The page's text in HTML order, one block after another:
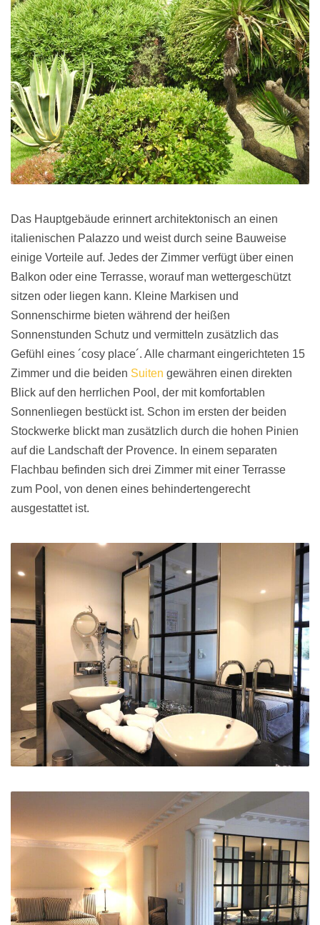
Das Hauptgebäude erinnert architektonisch an einen
italienischen Palazzo und weist durch seine Bauweise
einige Vorteile auf. Jedes der Zimmer verfügt über einen
Balkon oder eine Terrasse, worauf man wettergeschützt
sitzen oder liegen kann. Kleine Markisen und
Sonnenschirme bieten während der heißen
Sonnenstunden Schutz und vermitteln zusätzlich das
Gefühl eines ´cosy place´. Alle charmant eingerichteten 15
Zimmer und die beiden Suiten gewähren einen direkten
Blick auf den herrlichen Pool, der mit komfortablen
Sonnenliegen bestückt ist. Schon im ersten der beiden
Stockwerke blickt man zusätzlich durch die hohen Pinien
auf die Landschaft der Provence. In einem separaten
Flachbau befinden sich drei Zimmer mit einer Terrasse
zum Pool, von denen eines behindertengerecht
ausgestattet ist.